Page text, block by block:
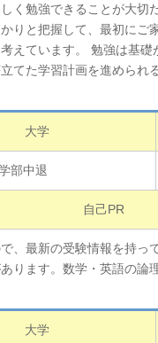
く勉強できることが大切
りと把握して、最初にご
えています。 勉強は基
てた学習計画を進められ
大学
部中退
自己PR
、最新の受験情報を持っ
ります。数学・英語の論
大学